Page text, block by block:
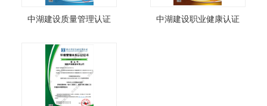
中湖建设质量管理认证 中湖建设职业健康认证